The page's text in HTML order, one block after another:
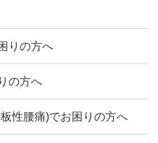
りの方へ
の方へ
性腰痛)でお困りの方へ